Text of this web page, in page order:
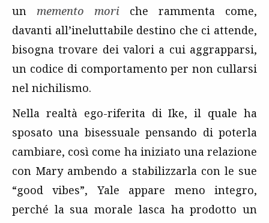
un memento mori che rammenta come,
davanti all’ineluttabile destino che ci attende,
bisogna trovare dei valori a cui aggrapparsi,
un codice di comportamento per non cullarsi
nel nichilismo.
Nella realtà ego-riferita di Ike, il quale ha
sposato una bisessuale pensando di poterla
cambiare, così come ha iniziato una relazione
con Mary ambendo a stabilizzarla con le sue
“good vibes”, Yale appare meno integro,
perché la sua morale lasca ha prodotto un